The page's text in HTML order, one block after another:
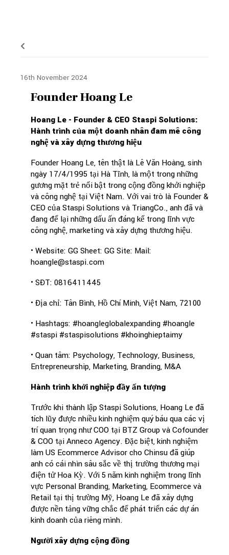
16th November 2024
Founder Hoang Le
Hoang Le - Founder & CEO Staspi Solutions:
Hành trình của một doanh nhân đam mê công
nghệ và xây dựng thương hiệu
Founder Hoang Le, tên thật là Lê Văn Hoàng, sinh
ngày 17/4/1995 tại Hà Tĩnh, là một trong những
gương mặt trẻ nổi bật trong cộng đồng khởi nghiệp
và công nghệ tại Việt Nam. Với vai trò là Founder &
CEO của Staspi Solutions và TriangCo., anh đã và
đang để lại những dấu ấn đáng kể trong lĩnh vực
công nghệ, marketing và xây dựng thương hiệu.
• Website: GG Sheet: GG Site: Mail:
hoangle@staspi.com
• SĐT: 0816411445
• Địa chỉ: Tân Bình, Hồ Chí Minh, Việt Nam, 72100
• Hashtags: #hoangleglobalexpanding #hoangle
#staspi #staspisolutions #khoinghieptaimy
• Quan tâm: Psychology, Technology, Business,
Entrepreneurship, Marketing, Branding, M&A
Hành trình khởi nghiệp đầy ấn tượng
Trước khi thành lập Staspi Solutions, Hoang Le đã
tích lũy được nhiều kinh nghiệm quý báu qua các vị
trí quan trọng như COO tại BTZ Group và Cofounder
& COO tại Anneco Agency. Đặc biệt, kinh nghiệm
làm US Ecommerce Advisor cho Chinsu đã giúp
anh có cái nhìn sâu sắc về thị trường thương mại
điện tử Hoa Kỳ. Với 5 năm kinh nghiệm trong lĩnh
vực Personal Branding, Marketing, Ecommerce và
Retail tại thị trường Mỹ, Hoang Le đã xây dựng
được nền tảng vững chắc để phát triển các dự án
kinh doanh của riêng mình.
Người xây dựng cộng đồng